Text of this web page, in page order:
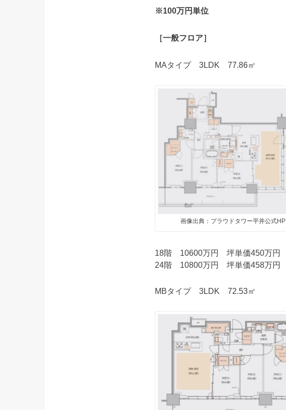
※100万円単位
［一般フロア］
MAタイプ 3LDK 77.86㎡
画像出典：プラウドタワー平井公式HP
18階 10600万円 坪単価450万円
24階 10800万円 坪単価458万円
MBタイプ 3LDK 72.53㎡